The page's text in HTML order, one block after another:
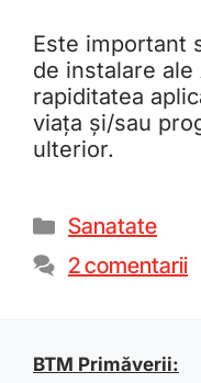
Este important
de instalare ale
rapiditatea
viața și/sau
ulterior.
Sanatate
2 comentarii
BTM Primăverii: